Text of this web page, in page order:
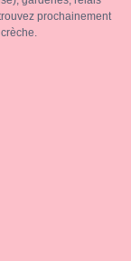
prochainement